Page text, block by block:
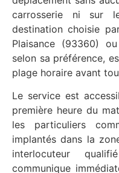
carrosserie ni sur
destination choisie
Plaisance (93360)
selon sa préférence,
plage horaire avant
Le service est
première heure du
les particuliers
implantés dans la
interlocuteur
communique